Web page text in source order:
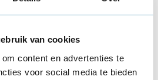
van cookies
content en advertenties te
voor social media te bieden